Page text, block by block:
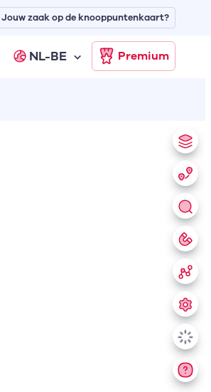
NL-BE Premium
Jouw zaak op de knooppuntenkaart?